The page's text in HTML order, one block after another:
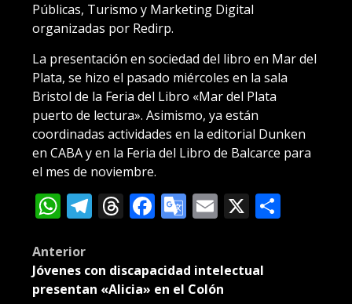
Públicas, Turismo y Marketing Digital
organizadas por Redirp.
La presentación en sociedad del libro en Mar del
Plata, se hizo el pasado miércoles en la sala
Bristol de la Feria del Libro «Mar del Plata
puerto de lectura». Asimismo, ya están
coordinadas actividades en la editorial Dunken
en CABA y en la Feria del Libro de Balcarce para
el mes de noviembre.
WhatsApp
Telegram
Threads
Facebook
Google
Email
X
Post
navigation
Anterior
Jóvenes con discapacidad intelectual
presentan «Alicia» en el Colón